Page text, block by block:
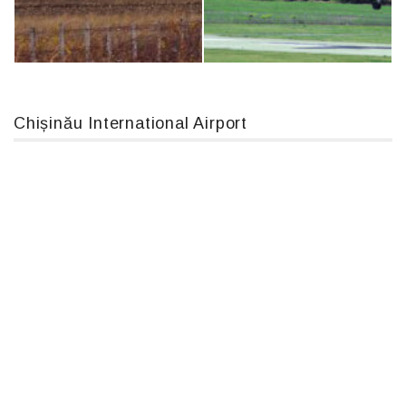
An124, RA-82013 Boeing 737 MAX 8, TC-LCC
Chișinău International Airport